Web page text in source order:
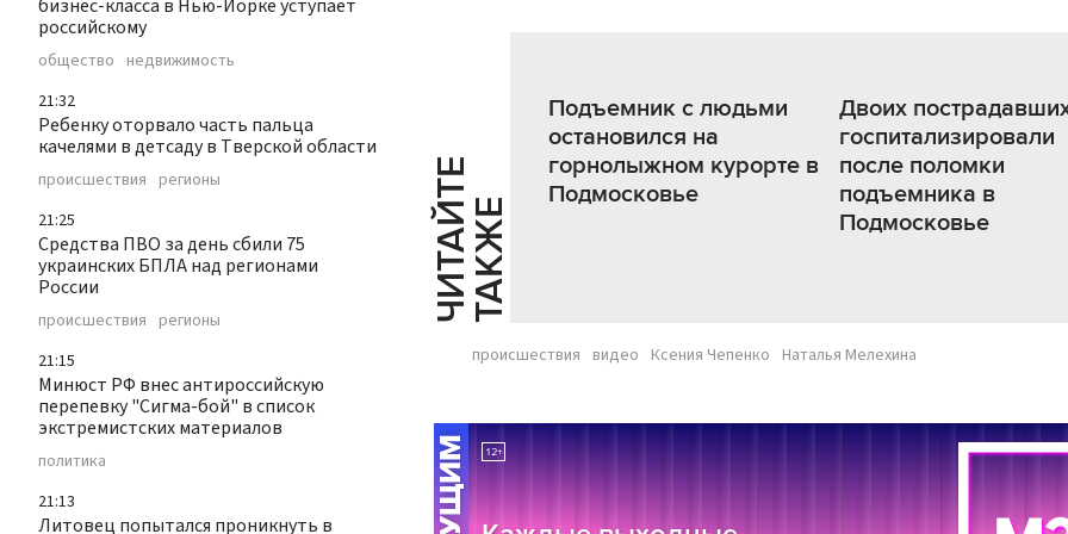
бизнес-класса в Нью-Йорке уступает
российскому
общество недвижимость
21:32
Ребенку оторвало часть пальца
качелями в детсаду в Тверской области
происшествия регионы
21:25
Средства ПВО за день сбили 75
украинских БПЛА над регионами
России
происшествия регионы
21:15
Минюст РФ внес антироссийскую
перепевку "Сигма-бой" в список
экстремистских материалов
политика
21:13
Литовец попытался проникнуть в
Ч
И
Т
АЙ
Т
Е
Т
А
К
ЖЕ
Подъемник с людьми
остановился на
горнолыжном курорте в
Подмосковье
Двоих
госпитализировали
после поломки
подъемника в
Подмосковье
происшествия видео Ксения Чепенко Наталья Мелехина